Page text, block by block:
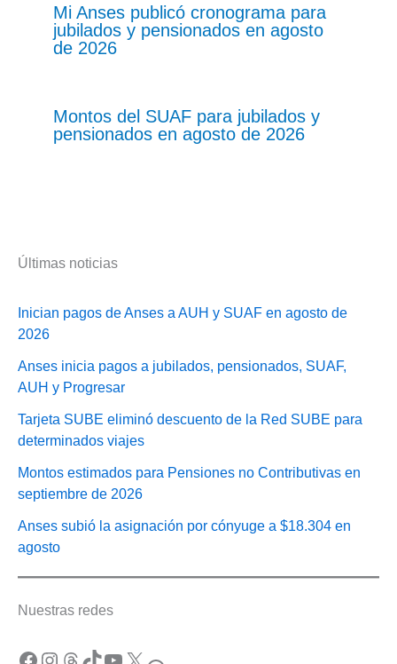
Mi Anses publicó cronograma para
jubilados y pensionados en agosto
de 2026
Montos del SUAF para jubilados y
pensionados en agosto de 2026
Últimas noticias
Inician pagos de Anses a AUH y SUAF en agosto de
2026
Anses inicia pagos a jubilados, pensionados, SUAF,
AUH y Progresar
Tarjeta SUBE eliminó descuento de la Red SUBE para
determinados viajes
Montos estimados para Pensiones no Contributivas en
septiembre de 2026
Anses subió la asignación por cónyuge a $18.304 en
agosto
Nuestras redes
Facebook Instagram Threads TikTok YouTube X